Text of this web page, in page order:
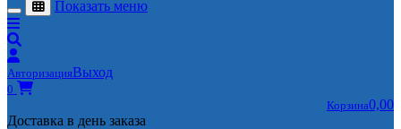
Показать меню
АвторизацияВыход
0
Корзина0,00
Доставка в день заказа